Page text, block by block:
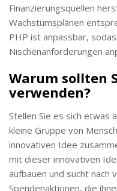
Finanzierungsquellen
Wachstumsplänen
PHP ist anpassbar,
Nischenanforderungen
Warum sollten
verwenden?
Stellen Sie es sich etwas
kleine Gruppe von
innovativen Idee
mit dieser innovativen
aufbauen und sucht
Spendenaktionen, die